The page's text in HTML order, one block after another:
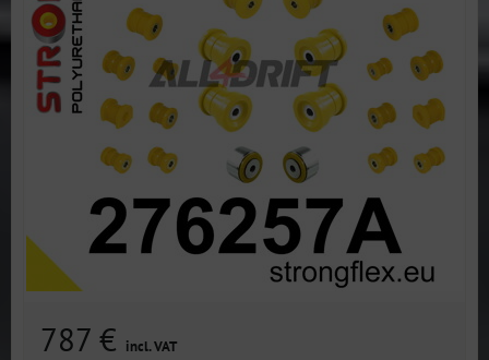
787 € incl. VAT